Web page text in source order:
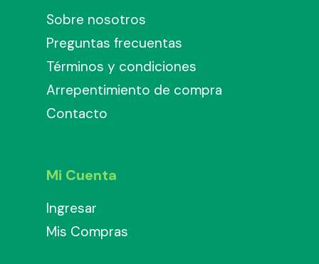
Sobre nosotros
Preguntas frecuentas
Términos y condiciones
Arrepentimiento de compra
Contacto
Mi Cuenta
Ingresar
Mis Compras